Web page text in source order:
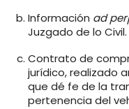
Información ad
Juzgado de lo Civil.
Contrato de
jurídico, realizado
que dé fe de la
pertenencia del